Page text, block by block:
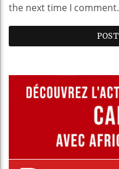
the next time I comment.